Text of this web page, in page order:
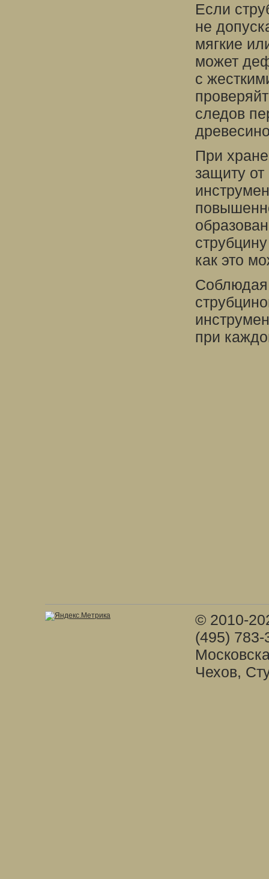
Если
не
мягкие
может
с
следов
При
защиту
как это
Соблюдая
при
© 2010-
(495)
Чехов,